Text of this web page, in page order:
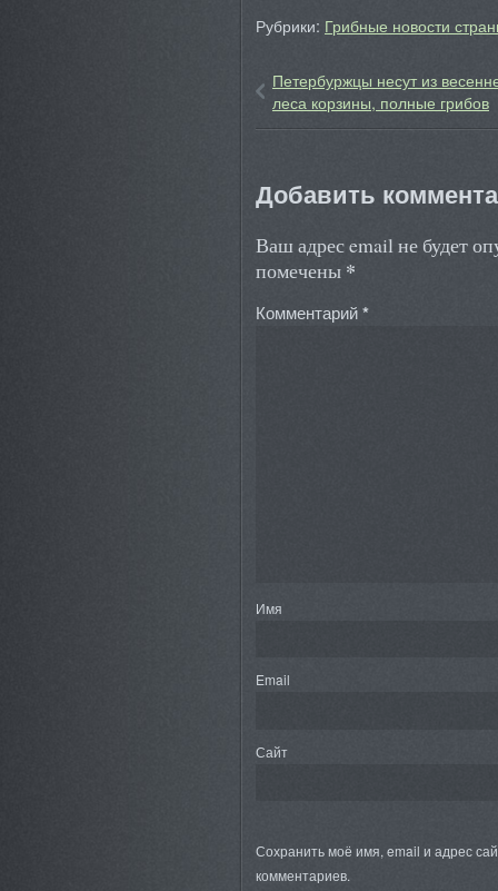
Рубрики: Грибные новости
Петербуржцы несут из
леса корзины, полные грибов
Добавить
Ваш адрес email не будет
помечены *
Комментарий*
Имя
Email
Сайт
Сохранить моё имя, email и адрес
комментариев.